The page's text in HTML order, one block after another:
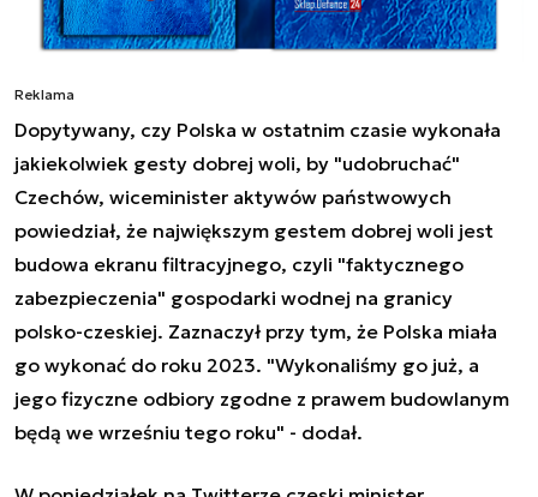
Reklama
Dopytywany, czy Polska w ostatnim czasie wykonała
jakiekolwiek gesty dobrej woli, by "udobruchać"
Czechów, wiceminister aktywów państwowych
powiedział, że największym gestem dobrej woli jest
budowa ekranu filtracyjnego, czyli "faktycznego
zabezpieczenia" gospodarki wodnej na granicy
polsko-czeskiej. Zaznaczył przy tym, że Polska miała
go wykonać do roku 2023. "Wykonaliśmy go już, a
jego fizyczne odbiory zgodne z prawem budowlanym
będą we wrześniu tego roku" - dodał.